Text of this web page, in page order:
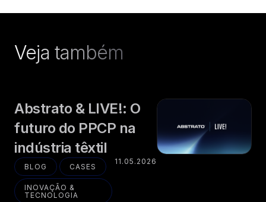
Veja também
Abstrato & LIVE!: O
futuro do PPCP na
indústria têxtil
BLOG CASES
INOVAÇÃO &
TECNOLOGIA
11.05.2026